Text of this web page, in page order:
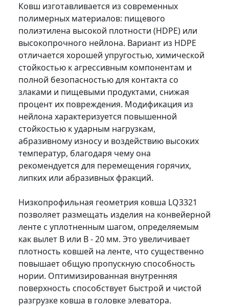
Ковш изготавливается из современных
полимерных материалов: пищевого
полиэтилена высокой плотности (HDPE) или
высокопрочного нейлона. Вариант из HDPE
отличается хорошей упругостью, химической
стойкостью к агрессивным компонентам и
полной безопасностью для контакта со
злаками и пищевыми продуктами, снижая
процент их повреждения. Модификация из
нейлона характеризуется повышенной
стойкостью к ударным нагрузкам,
абразивному износу и воздействию высоких
температур, благодаря чему она
рекомендуется для перемещения горячих,
липких или абразивных фракций.
Низкопрофильная геометрия ковша LQ3321
позволяет размещать изделия на конвейерной
ленте с уплотненным шагом, определяемым
как вылет B или B - 20 мм. Это увеличивает
плотность ковшей на ленте, что существенно
повышает общую пропускную способность
нории. Оптимизированная внутренняя
поверхность способствует быстрой и чистой
разгрузке ковша в головке элеватора.